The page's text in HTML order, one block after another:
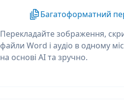
Багатоформатний
Перекладайте зображення,
файли Word і аудіо в одному
на основі AI та зручно.